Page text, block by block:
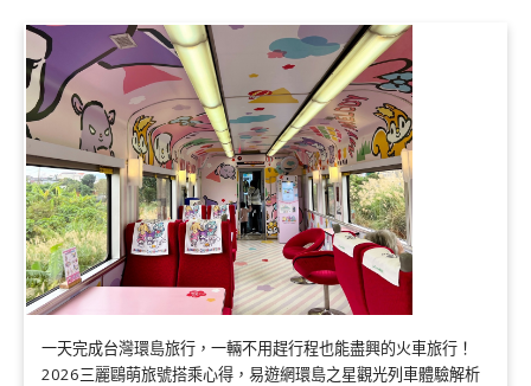
一天完成台灣環島旅行，一輛不用趕行程也能盡興的火車旅行！
2026三麗鷗萌旅號搭乘心得，易遊網環島之星觀光列車體驗解析